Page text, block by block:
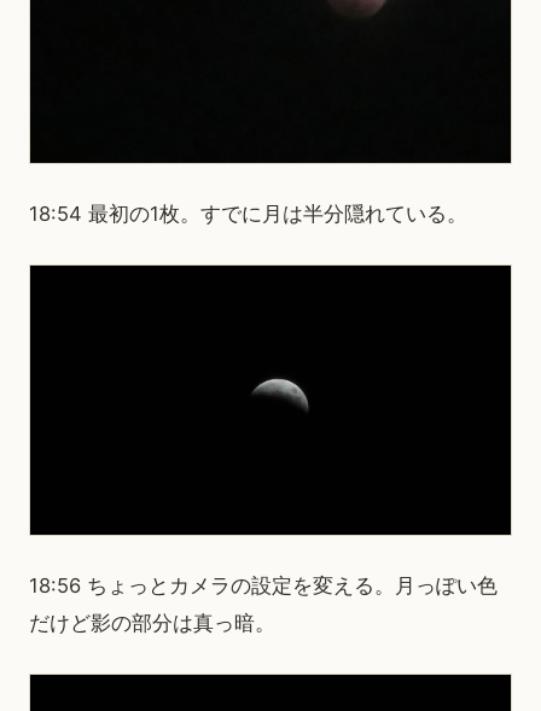
18:54 最初の1枚。すでに月は半分隠れている。
18:56 ちょっとカメラの設定を変える。月っぽい色
だけど影の部分は真っ暗。